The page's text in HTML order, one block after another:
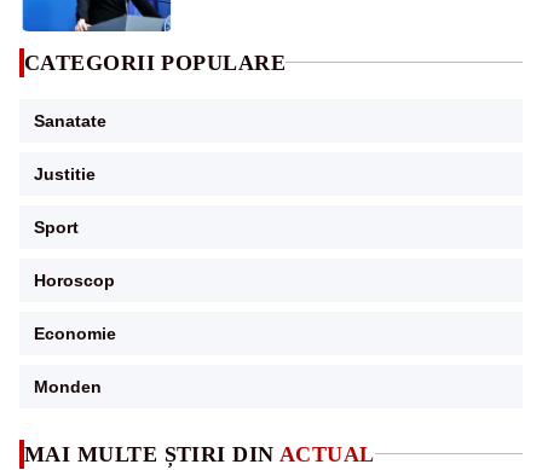
MAI MULTE ȘTIRI DIN ACTUAL
CATEGORII POPULARE
Sanatate
Justitie
Sport
Horoscop
Economie
Monden